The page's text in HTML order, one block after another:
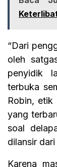
“Dari
oleh
penyidik
terbuka
Robin, etik
yang
soal
dilansir dari
Karena